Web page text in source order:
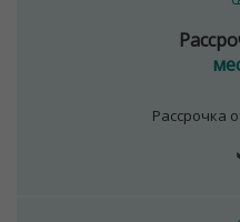
Рассрочка